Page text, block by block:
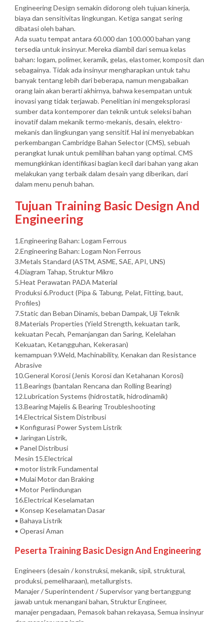
Engineering Design semakin didorong oleh tujuan kinerja,
biaya dan sensitivitas lingkungan. Ketiga sangat sering
dibatasi oleh bahan.
Ada suatu tempat antara 60.000 dan 100.000 bahan yang
tersedia untuk insinyur. Mereka diambil dari semua kelas
bahan: logam, polimer, keramik, gelas, elastomer, komposit dan
sebagainya. Tidak ada insinyur mengharapkan untuk tahu
banyak tentang lebih dari beberapa, namun mengabaikan
orang lain akan berarti akhirnya, bahwa kesempatan untuk
inovasi yang tidak terjawab. Penelitian ini mengeksplorasi
sumber data kontemporer dan teknik untuk seleksi bahan
inovatif dalam mekanik termo-mekanis, desain, elektro-
mekanis dan lingkungan yang sensitif. Hal ini menyebabkan
perkembangan Cambridge Bahan Selector (CMS), sebuah
perangkat lunak untuk pemilihan bahan yang optimal. CMS
memungkinkan identifikasi bagian kecil dari bahan yang akan
melakukan yang terbaik dalam desain yang diberikan, dari
dalam menu penuh bahan.
Tujuan Training Basic Design And
Engineering
1.Engineering Bahan: Logam Ferrous
2.Engineering Bahan: Logam Non Ferrous
3.Metals Standard (ASTM, ASME, SAE, API, UNS)
4.Diagram Tahap, Struktur Mikro
5.Heat Perawatan PADA Material
Produksi 6.Product (Pipa & Tabung, Pelat, Fitting, baut,
Profiles)
7.Static dan Beban Dinamis, beban Dampak, Uji Teknik
8.Materials Properties (Yield Strength, kekuatan tarik,
kekuatan Pecah, Pemanjangan dan Saring, Kelelahan
Kekuatan, Ketangguhan, Kekerasan)
kemampuan 9.Weld, Machinability, Kenakan dan Resistance
Abrasive
10.General Korosi (Jenis Korosi dan Ketahanan Korosi)
11.Bearings (bantalan Rencana dan Rolling Bearing)
12.Lubrication Systems (hidrostatik, hidrodinamik)
13.Bearing Majelis & Bearing Troubleshooting
14.Electrical Sistem Distribusi
• Konfigurasi Power System Listrik
• Jaringan Listrik,
• Panel Distribusi
Mesin 15.Electrical
• motor listrik Fundamental
• Mulai Motor dan Braking
• Motor Perlindungan
16.Electrical Keselamatan
• Konsep Keselamatan Dasar
• Bahaya Listrik
• Operasi Aman
Peserta Training Basic Design And Engineering
Engineers (desain / konstruksi, mekanik, sipil, struktural,
produksi, pemeliharaan), metallurgists.
Manajer / Superintendent / Supervisor yang bertanggung
jawab untuk menangani bahan, Struktur Engineer,
manajer pengadaan, Pemasok bahan rekayasa, Semua insinyur